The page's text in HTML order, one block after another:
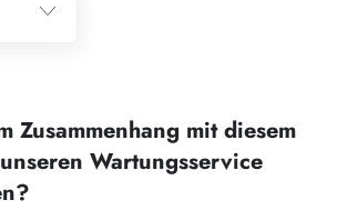
Zusammenhang mit diesem
Wartungsservice